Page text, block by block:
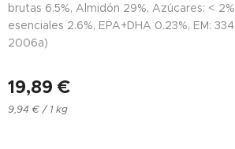
brutas 6.5%, Almidón 29%, Azúcares: <
esenciales 2.6%, EPA+DHA 0.23%, EM:
2006a)
19,89 €
9,94 € / 1 kg